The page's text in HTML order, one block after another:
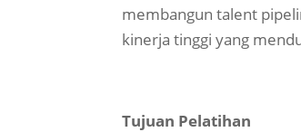
membangun talent
kinerja tinggi yang
Tujuan Pelatihan